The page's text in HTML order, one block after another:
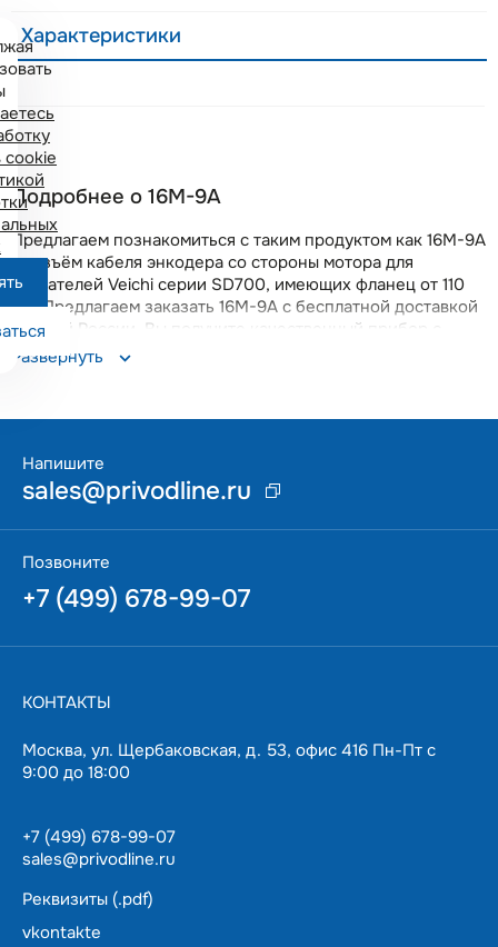
Характеристики
Подробнее о 16M-9A
Предлагаем познакомиться с таким продуктом как 16M-9A
- разъём кабеля энкодера со стороны мотора для
двигателей Veichi серии SD700, имеющих фланец от 110
мм. Предлагаем заказать 16M-9A с бесплатной доставкой
по всей России. Вы получите качественный прибор с
гарантией 18 месяцев. Данная позиция поддерживается
на складе в Москве, что позволяет оперативно решать
Развернуть
cookie
Напишите
sales@privodline.ru
Позвоните
+7 (499) 678-99-07
КОНТАКТЫ
Москва, ул. Щербаковская, д. 53, офис 416 Пн-Пт с
9:00 до 18:00
+7 (499) 678-99-07
sales@privodline.ru
Реквизиты (.pdf)
vkontakte